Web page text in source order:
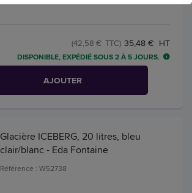
35,48 € HT
(42,58 € TTC)
DISPONIBLE, EXPÉDIÉ SOUS 2 À 5 JOURS.
AJOUTER
Glacière ICEBERG, 20 litres, bleu
clair/blanc - Eda Fontaine
Référence : W52738